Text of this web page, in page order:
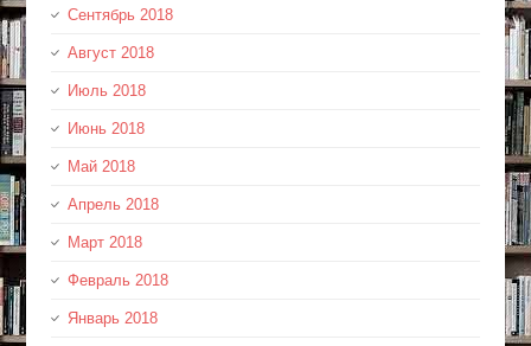
Сентябрь 2018
Август 2018
Июль 2018
Июнь 2018
Май 2018
Апрель 2018
Март 2018
Февраль 2018
Январь 2018